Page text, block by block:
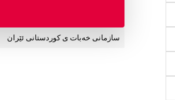
سازمانی خەبات ی کوردستانی ئێران